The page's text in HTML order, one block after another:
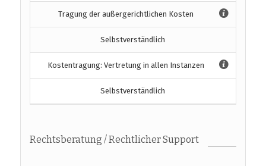
Tragung der außergerichtlichen Kosten
Selbstverständlich
Kostentragung: Vertretung in allen Instanzen
Selbstverständlich
Rechtsberatung / Rechtlicher Support